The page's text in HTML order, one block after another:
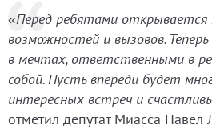
«Перед ребятами открывается
возможностей и вызовов.
в мечтах, ответственными в
собой. Пусть впереди будет
интересных встреч и
отметил депутат Миасса Павел